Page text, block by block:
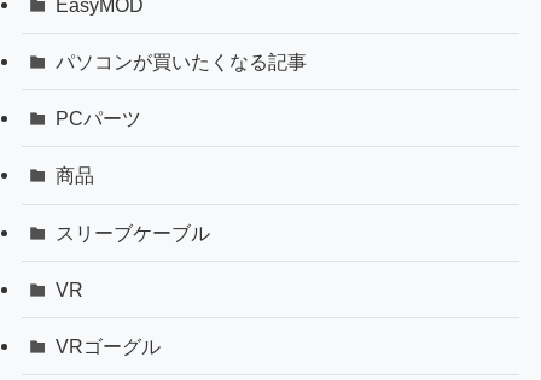
EasyMOD
パソコンが買いたくなる記事
PCパーツ
商品
スリーブケーブル
VR
VRゴーグル